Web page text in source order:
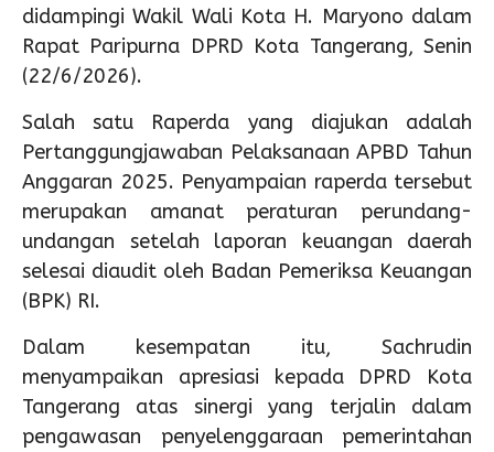
didampingi Wakil Wali Kota H. Maryono dalam
Rapat Paripurna DPRD Kota Tangerang, Senin
(22/6/2026).
Salah satu Raperda yang diajukan adalah
Pertanggungjawaban Pelaksanaan APBD Tahun
Anggaran 2025. Penyampaian raperda tersebut
merupakan amanat peraturan perundang-
undangan setelah laporan keuangan daerah
selesai diaudit oleh Badan Pemeriksa Keuangan
(BPK) RI.
Dalam kesempatan itu, Sachrudin
menyampaikan apresiasi kepada DPRD Kota
Tangerang atas sinergi yang terjalin dalam
pengawasan penyelenggaraan pemerintahan